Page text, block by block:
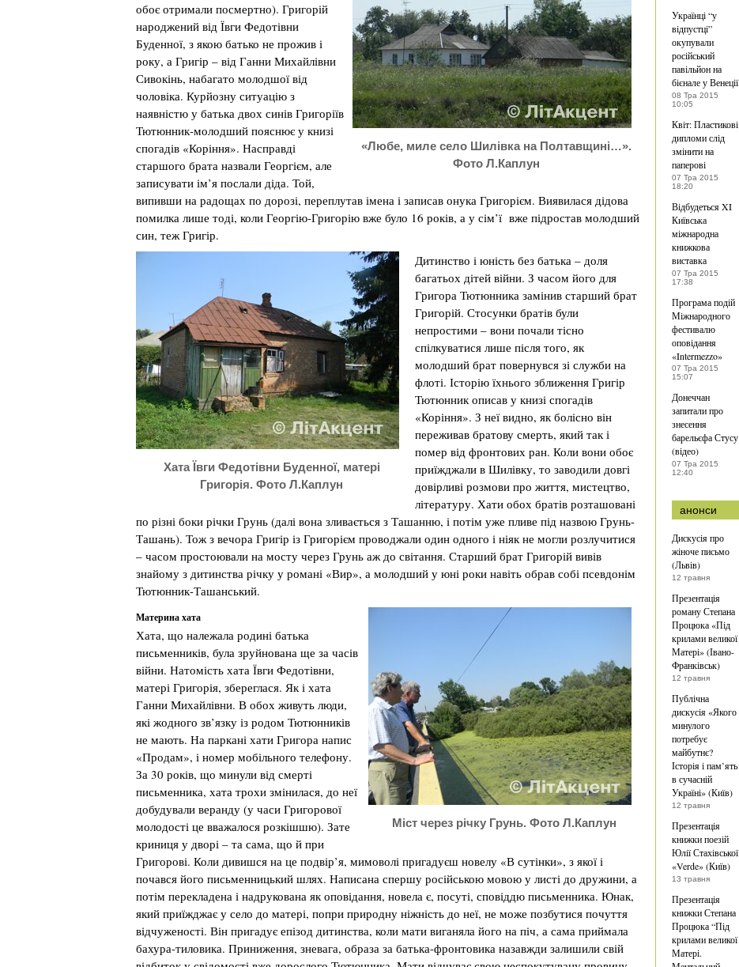
«Любе, миле село Шилівка на Полтавщині…».
Фото Л.Каплун
обоє отримали посмертно). Григорій
народжений від Ївги Федотівни
Буденної, з якою батько не прожив і
року, а Григір – від Ганни Михайлівни
Сивокінь, набагато молодшої від
чоловіка. Курйозну ситуацію з
наявністю у батька двох синів Григоріїв
Тютюнник-молодший пояснює у книзі
спогадів «Коріння». Насправді
старшого брата назвали Георгієм, але
записувати ім’я послали діда. Той,
випивши на радощах по дорозі, переплутав імена і записав онука Григорієм. Виявилася дідова
помилка лише тоді, коли Георгію-Григорію вже було 16 років, а у сім’ї вже підростав молодший
син, теж Григір.
Хата Ївги Федотівни Буденної, матері
Григорія. Фото Л.Каплун
Дитинство і юність без батька – доля
багатьох дітей війни. З часом його для
Григора Тютюнника замінив старший брат
Григорій. Стосунки братів були
непростими – вони почали тісно
спілкуватися лише після того, як
молодший брат повернувся зі служби на
флоті. Історію їхнього зближення Григір
Тютюнник описав у книзі спогадів
«Коріння». З неї видно, як болісно він
переживав братову смерть, який так і
помер від фронтових ран. Коли вони обоє
приїжджали в Шилівку, то заводили довгі
довірливі розмови про життя, мистецтво,
літературу. Хати обох братів розташовані
по різні боки річки Грунь (далі вона зливається з Ташанню, і потім уже пливе під назвою Грунь-
Ташань). Тож з вечора Григір із Григорієм проводжали один одного і ніяк не могли розлучитися
– часом простоювали на мосту через Грунь аж до світання. Старший брат Григорій вивів
знайому з дитинства річку у романі «Вир», а молодший у юні роки навіть обрав собі псевдонім
Тютюнник-Ташанський.
Міст через річку Грунь. Фото Л.Каплун
Материна хата
Хата, що належала родині батька
письменників, була зруйнована ще за часів
війни. Натомість хата Ївги Федотівни,
матері Григорія, збереглася. Як і хата
Ганни Михайлівни. В обох живуть люди,
які жодного зв’язку із родом Тютюнників
не мають. На паркані хати Григора напис
«Продам», і номер мобільного телефону.
За 30 років, що минули від смерті
письменника, хата трохи змінилася, до неї
добудували веранду (у часи Григорової
молодості це вважалося розкішшю). Зате
криниця у дворі – та сама, що й при
Григорові. Коли дивишся на це подвір’я, мимоволі пригадуєш новелу «В сутінки», з якої і
почався його письменницький шлях. Написана спершу російською мовою у листі до дружини, а
потім перекладена і надрукована як оповідання, новела є, посуті, сповіддю письменника. Юнак,
який приїжджає у село до матері, попри природну ніжність до неї, не може позбутися почуття
відчуженості. Він пригадує епізод дитинства, коли мати виганяла його на піч, а сама приймала
бахура-тиловика. Приниження, зневага, образа за батька-фронтовика назавжди залишили свій
Українці “у
відпустці”
окупували
російський
павільйон на
бієнале у Венеції
08 Тра 2015
10:05
Квіт: Пластикові
дипломи слід
змінити на
паперові
07 Тра 2015
18:20
Відбудеться XI
Київська
міжнародна
книжкова
виставка
07 Тра 2015
17:38
Програма подій
Міжнародного
фестивалю
оповідання
«Intermezzo»
07 Тра 2015
15:07
Донеччан
запитали про
знесення
барельєфа Стусу
(відео)
07 Тра 2015
12:40
анонси
Дискусія про
жіноче письмо
(Львів)
12 травня
Презентація
роману Степана
Процюка «Під
крилами великої
Матері» (Івано-
Франківськ)
12 травня
Публічна
дискусія «Якого
минулого
потребує
майбутнє?
Історія і пам’ять
в сучасній
Україні» (Київ)
12 травня
Презентація
книжки поезій
Юлії Стахівської
«Verde» (Київ)
13 травня
Презентація
книжки Степана
Процюка “Під
крилами великої
Матері.